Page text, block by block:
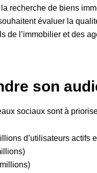
recherche de biens
évaluer la
de l’immobilier et des
son
sociaux sont à
d’utilisateurs actifs